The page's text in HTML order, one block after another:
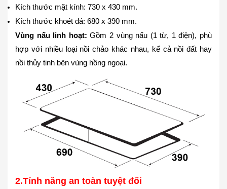
Kích thước mặt kính: 730 x 430 mm.
Kích thước khoét đá: 680 x 390 mm.
Vùng nấu linh hoạt: Gồm 2 vùng nấu (1 từ, 1 điện), phù
hợp với nhiều loại nồi chảo khác nhau, kể cả nồi đất hay
nồi thủy tinh bên vùng hồng ngoại.
2.Tính năng an toàn tuyệt đối